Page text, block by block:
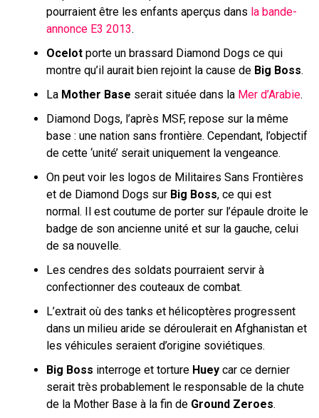
pourraient être les enfants aperçus dans la bande-
annonce E3 2013.
Ocelot porte un brassard Diamond Dogs ce qui
montre qu’il aurait bien rejoint la cause de Big Boss.
La Mother Base serait située dans la Mer d’Arabie.
Diamond Dogs, l’après MSF, repose sur la même
base : une nation sans frontière. Cependant, l’objectif
de cette ‘unité’ serait uniquement la vengeance.
On peut voir les logos de Militaires Sans Frontières
et de Diamond Dogs sur Big Boss, ce qui est
normal. Il est coutume de porter sur l’épaule droite le
badge de son ancienne unité et sur la gauche, celui
de sa nouvelle.
Les cendres des soldats pourraient servir à
confectionner des couteaux de combat.
L’extrait où des tanks et hélicoptères progressent
dans un milieu aride se déroulerait en Afghanistan et
les véhicules seraient d’origine soviétiques.
Big Boss interroge et torture Huey car ce dernier
serait très probablement le responsable de la chute
de la Mother Base à la fin de Ground Zeroes.